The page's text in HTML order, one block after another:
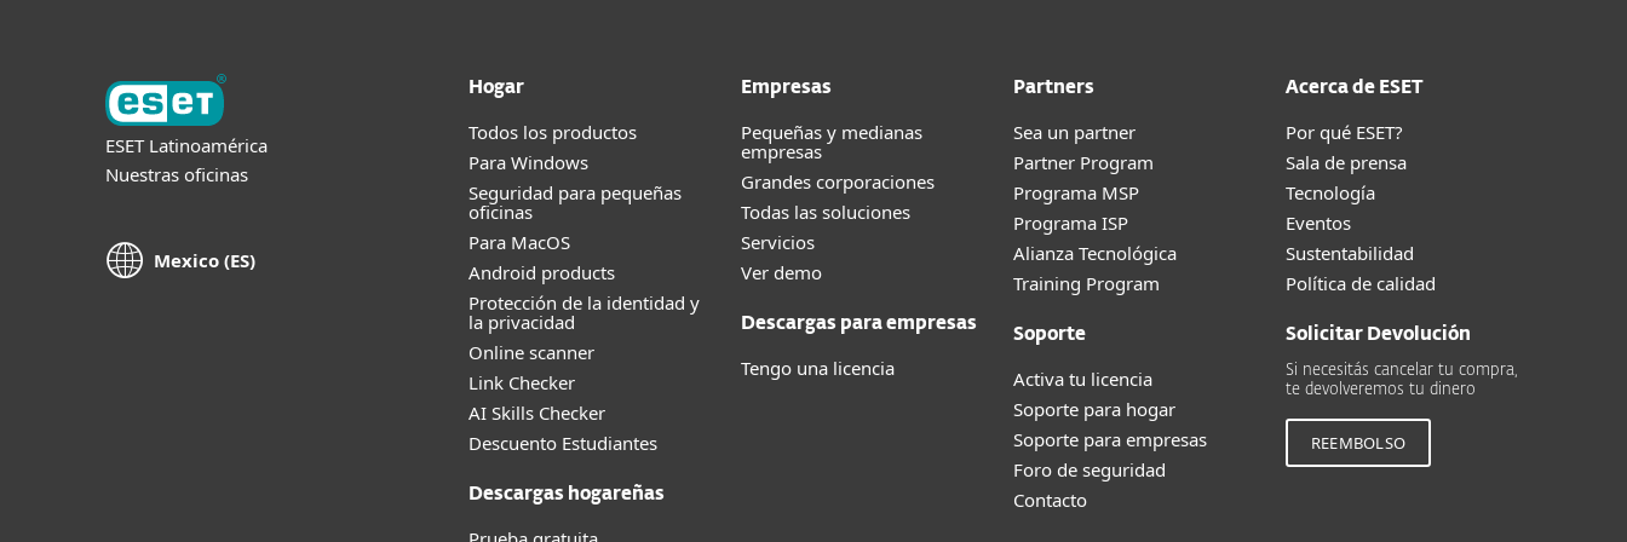
ESET Latinoamérica
Nuestras oficinas
Mexico (ES)
Hogar
Todos los productos
Para Windows
Seguridad para pequeñas
oficinas
Para MacOS
Android products
Protección de la identidad y
la privacidad
Online scanner
Link Checker
AI Skills Checker
Descuento Estudiantes
Descargas hogareñas
Empresas
Pequeñas y medianas
empresas
Grandes corporaciones
Todas las soluciones
Servicios
Ver demo
Descargas para empresas
Tengo una licencia
Partners
Sea un partner
Partner Program
Programa MSP
Programa ISP
Alianza Tecnológica
Training Program
Soporte
Activa tu licencia
Soporte para hogar
Soporte para empresas
Foro de seguridad
Contacto
Acerca de ESET
Por qué ESET?
Sala de prensa
Tecnología
Eventos
Sustentabilidad
Política de calidad
Solicitar Devolución
Si necesitás cancelar tu compra,
te devolveremos tu dinero
REEMBOLSO